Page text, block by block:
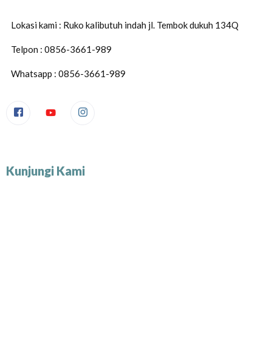
Lokasi kami : Ruko kalibutuh indah jl. Tembok dukuh 134Q
Telpon : 0856-3661-989
Whatsapp : 0856-3661-989
Kunjungi Kami